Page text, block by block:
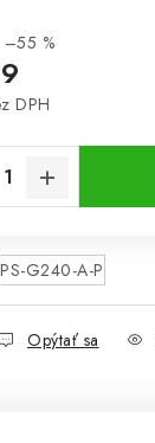
–55 %
DPH
PS-G240-A-P
Opýtať sa